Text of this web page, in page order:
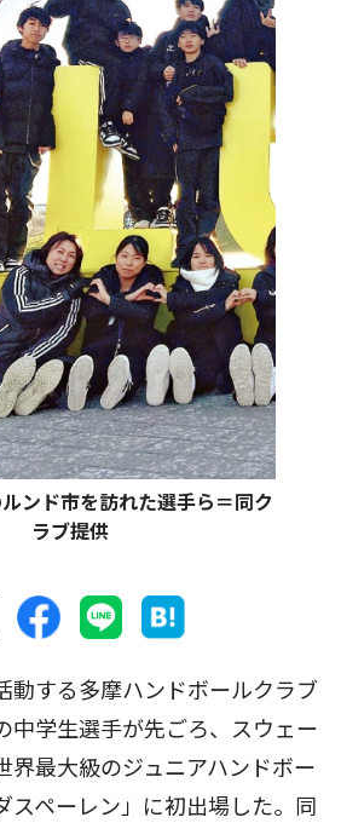
ンド市を訪れた選手ら＝同ク
ラブ提供
する多摩ハンドボールクラブ
中学生選手が先ごろ、スウェー
界最大級のジュニアハンドボー
スペーレン」に初出場した。同